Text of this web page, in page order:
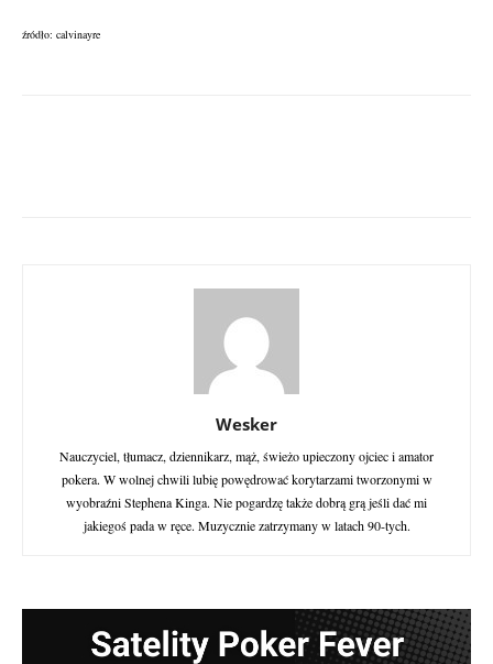
źródło: calvinayre
Wesker
Nauczyciel, tłumacz, dziennikarz, mąż, świeżo upieczony ojciec i amator
pokera. W wolnej chwili lubię powędrować korytarzami tworzonymi w
wyobraźni Stephena Kinga. Nie pogardzę także dobrą grą jeśli dać mi
jakiegoś pada w ręce. Muzycznie zatrzymany w latach 90-tych.